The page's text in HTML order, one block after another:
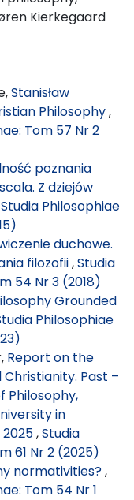
Kierkegaard
Stanisław
Philosophy,
Tom 57 Nr 2
poznania
Z dziejów
Studia Philosophiae
duchowe.
filozofii,Studia
54 Nr 3 (2018)
Grounded
Philosophiae
Report on the
Past –
Philosophy,
in
2025,Studia
61 Nr 2 (2025)
normativities?,
Tom 54 Nr 1